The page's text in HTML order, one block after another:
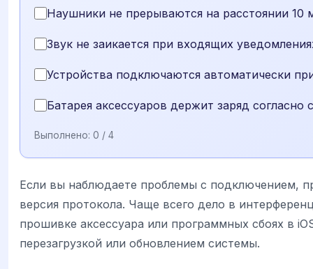
Наушники не прерываются на расстоянии 10
Звук не заикается при входящих
Устройства подключаются автоматически
Батарея аксессуаров держит заряд согласно
Выполнено: 0 / 4
Если вы наблюдаете проблемы с подключением,
версия протокола. Чаще всего дело в
прошивке аксессуара или программных сбоях в
перезагрузкой или обновлением системы.